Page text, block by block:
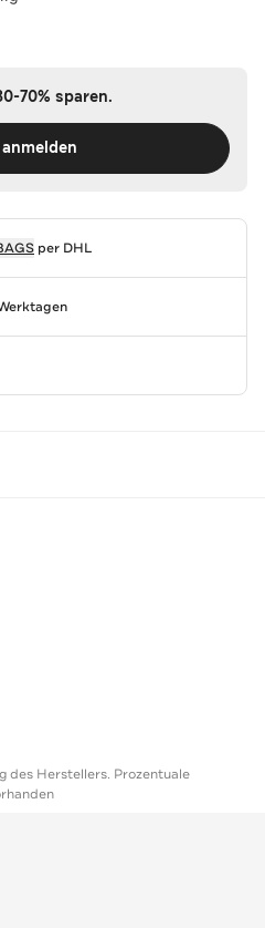
70% sparen.
per DHL
des Herstellers. Prozentuale